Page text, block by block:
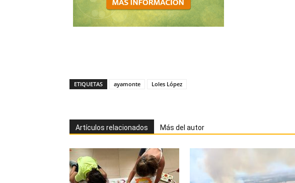
ETIQUETAS ayamonte Loles López
Artículos relacionados Más del autor